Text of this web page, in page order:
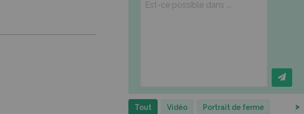
Tout Vidéo Portrait de ferme >